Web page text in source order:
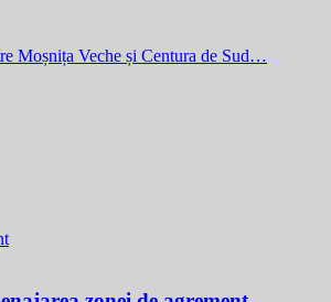
Moșnița Veche și Centura de Sud…